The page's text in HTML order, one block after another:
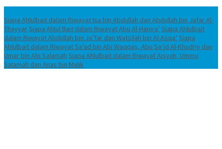
Siapa Ahlulbait dalam Riwayat Isa bin Abdullah dan Abdullah bin Jafar Al-
ThayyarSiapa Ahlul Bait dalam Riwayat Abu Al-Hamra’ Siapa Ahlulbait
dalam Riwayat Abdullah bin Ja’far dan Watsilah bin Al-Asqa’ Siapa
Ahlulbait dalam Riwayat Sa’ad bin Abi Waqqas, Abu Sa’id Al-Khudriy dan
Umar bin Abi Salamah Siapa Ahlulbait dalam Riwayat Aisyah, Ummu
Salamah dan Anas bin Malik